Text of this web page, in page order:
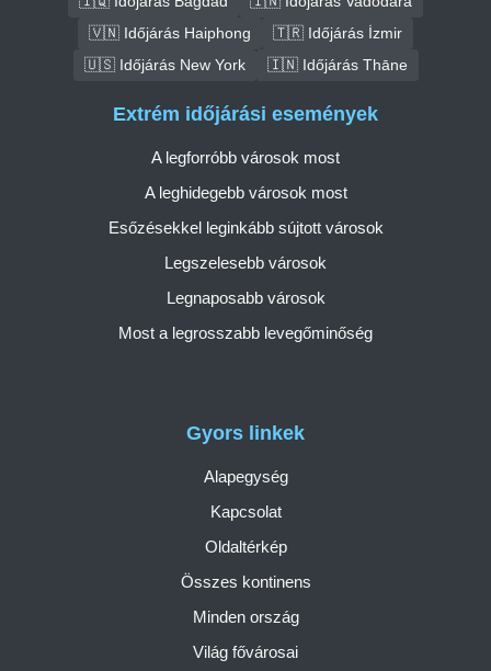
🇻🇳 Időjárás Haiphong
🇹🇷 Időjárás İzmir
🇺🇸 Időjárás New York
🇮🇳 Időjárás Thāne
Gyors linkek
Alapegység
Kapcsolat
Oldaltérkép
Összes kontinens
Minden ország
Világ fővárosai
Extrém időjárási események
A legforróbb városok most
A leghidegebb városok most
Esőzésekkel leginkább sújtott városok
Legszelesebb városok
Legnaposabb városok
Most a legrosszabb levegőminőség